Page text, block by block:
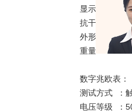
显示方式 ：
抗干扰能力：
外形尺寸 ：
重量 ：≤11.2
数字兆欧表：
测试方式 ：
电压等级 ：